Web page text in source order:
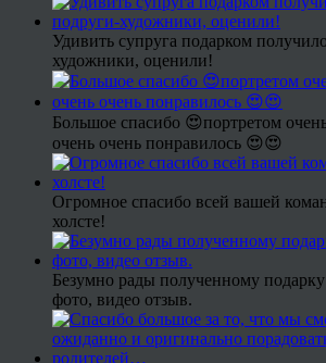
Удивить супруга подарком
художники, оценили!
Большое спасибо 😍портретом
очень очень понравилось 😍😍
Огромное спасибо всей вашей
холсте!
Безумно рады полученному
фото, видео отзыв.